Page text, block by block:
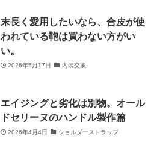
末長く愛用したいなら、合皮が使
われている鞄は買わない方がい
い。
2026年5月17日 内装交換
エイジングと劣化は別物。オール
ドセリーヌのハンドル製作篇
2026年4月4日 ショルダーストラップ